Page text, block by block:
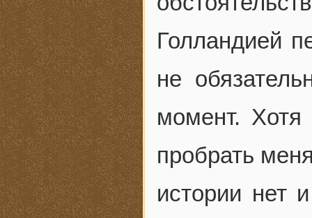
Голландией
не
момент.
пробрать
истории нет